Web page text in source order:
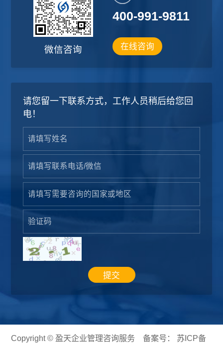
微信咨询
400-991-9811
在线咨询
请您留一下联系方式，工作人员稍后给您回
电！
提交
Copyright © 盈天企业管理咨询服务 备案号： 苏ICP备